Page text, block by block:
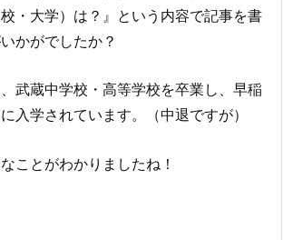
・大学）は？』という内容で記事を書
かがでしたか？
武蔵中学校・高等学校を卒業し、早稲
入学されています。（中退ですが）
ことがわかりましたね！